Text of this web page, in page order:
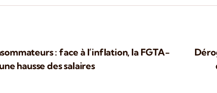
: face à l’inflation, la FGTA-
hausse des salaires